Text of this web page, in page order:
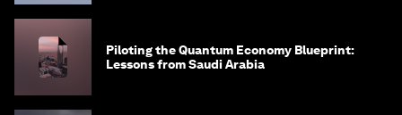
Piloting the Quantum Economy Blueprint:
Lessons from Saudi Arabia